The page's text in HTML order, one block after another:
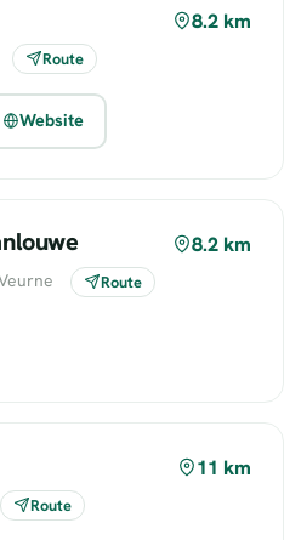
8.2 km
Route
Website
8.2 km
Route
11 km
Route